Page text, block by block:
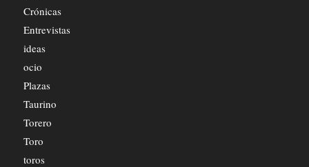
Crónicas
Entrevistas
ideas
ocio
Plazas
Taurino
Torero
Toro
toros